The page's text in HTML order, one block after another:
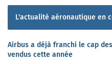
L'actualité aéronautique en
Airbus a déjà franchi le cap
vendus cette année